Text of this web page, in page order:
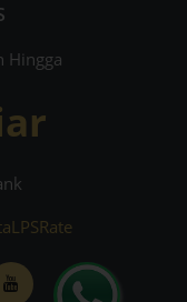
Hingga